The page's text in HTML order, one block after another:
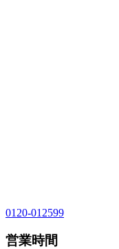
0120-012599
営業時間